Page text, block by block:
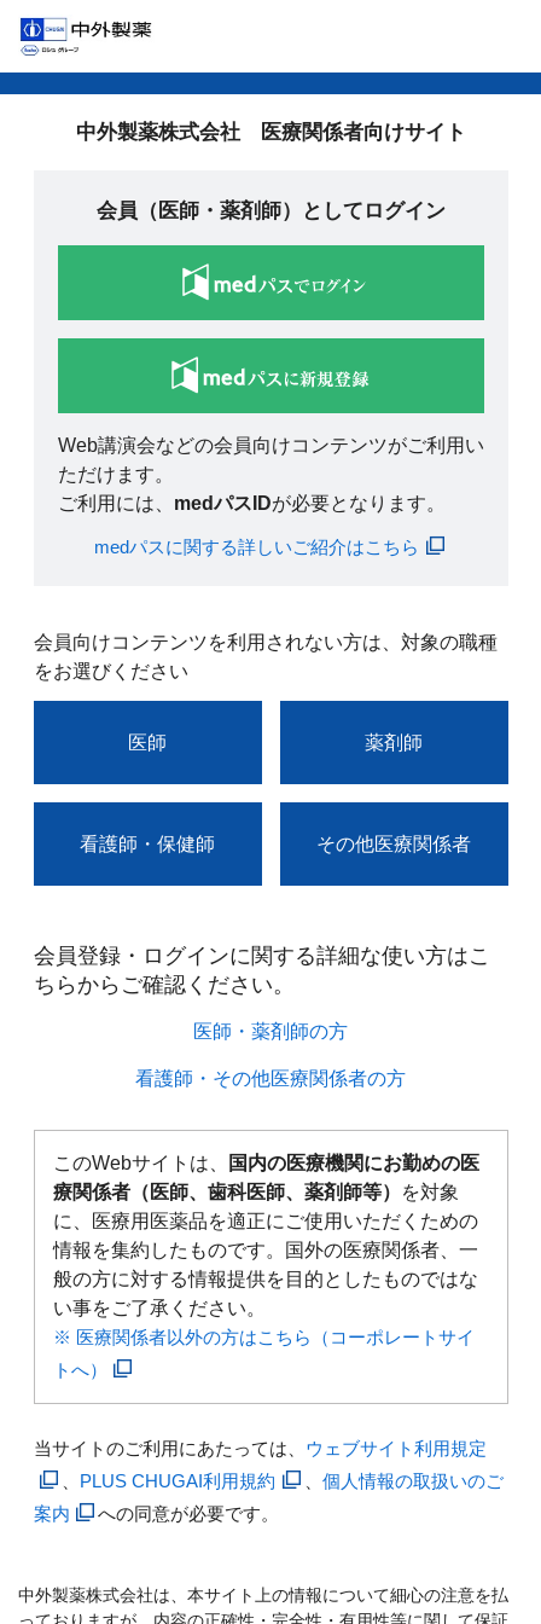
中外製薬株式会社 医療関係者向けサイト
会員（医師・薬剤師）としてログイン
Web講演会などの会員向けコンテンツがご利用い
ただけます。
ご利用には、 medパスIDが必要となります。
medパスに関する詳しいご紹介はこちら
会員向けコンテンツを利用されない方は、対象の職種
をお選びください
医師 薬剤師
看護師・保健師 その他医療関係者
会員登録・ログインに関する詳細な使い方はこ
ちらからご確認ください。​
医師・薬剤師の方​
看護師・その他医療関係者の方​
このWebサイトは、
国内の医療機関にお勤めの医
療関係者（医師、歯科医師、薬剤師等）
を対象
に、医療用医薬品を適正にご使用いただくための
情報を集約したものです。国外の医療関係者、一
般の方に対する情報提供を目的としたものではな
い事をご了承ください。
※ 医療関係者以外の方はこちら（コーポレートサイ
トへ）
当サイトのご利用にあたっては、 ウェブサイト利用規定
PLUS CHUGAI利用規約
個人情報の取扱いのご
案内
への同意が必要です。
中外製薬株式会社は、本サイト上の情報について細心の注意を払
っておりますが、内容の正確性・完全性・有用性等に関して保証